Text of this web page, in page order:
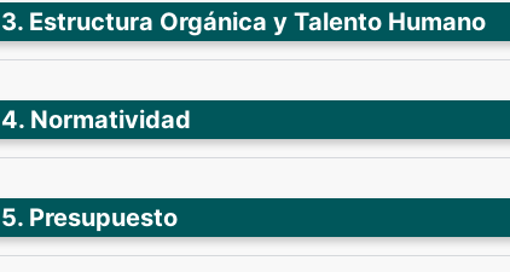
3. Estructura Orgánica y Talento Humano
4. Normatividad
5. Presupuesto